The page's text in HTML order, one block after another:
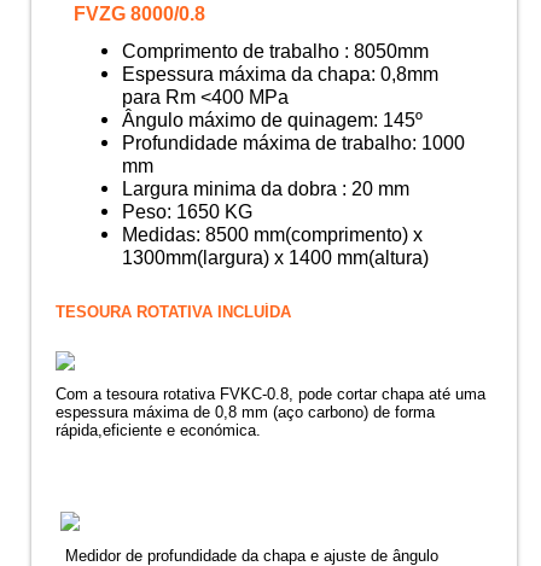
FVZG 8000/0.8
Comprimento de trabalho : 8050mm
Espessura máxima da chapa: 0,8mm
para Rm <400 MPa
Ângulo máximo de quinagem: 145º
Profundidade máxima de trabalho: 1000
mm
Largura minima da dobra : 20 mm
Peso: 1650 KG
Medidas: 8500 mm(comprimento) x
1300mm(largura) x 1400 mm(altura)
TESOURA ROTATIVA INCLUÍDA
Com a tesoura rotativa FVKC-0.8, pode cortar chapa até uma
espessura máxima de 0,8 mm (aço carbono) de forma
rápida,eficiente e económica.
Medidor de profundidade da chapa e ajuste de ângulo